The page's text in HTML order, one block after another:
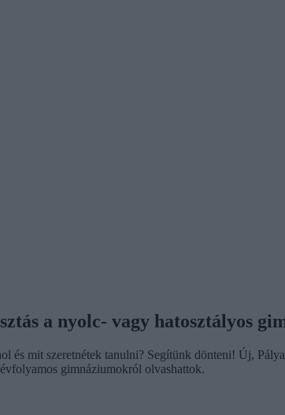
a nyolc- vagy hatosztályos
és mit szeretnétek tanulni? Segítünk dönteni! Új,
gimnáziumokról olvashattok.